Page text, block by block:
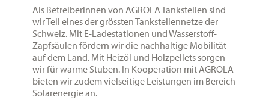
Als Betreiberinnen von AGROLA Tankstellen sind
wir Teil eines der grössten Tankstellennetze der
Schweiz. Mit E-Ladestationen und Wasserstoff-
Zapfsäulen fördern wir die nachhaltige Mobilität
auf dem Land. Mit Heizöl und Holzpellets sorgen
wir für warme Stuben. In Kooperation mit AGROLA
bieten wir zudem vielseitige Leistungen im Bereich
Solarenergie an.